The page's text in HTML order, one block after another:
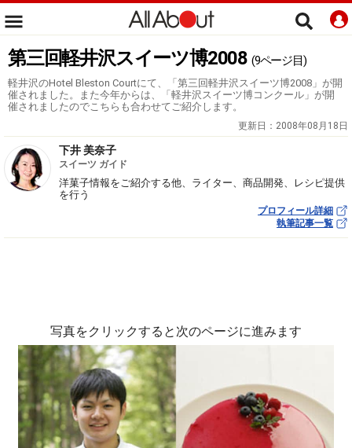
第三回軽井沢スイーツ博2008 (9ページ目)
軽井沢のHotel Bleston Courtにて、「第三回軽井沢スイーツ博2008」が開
催されました。また今年からは、「軽井沢スイーツ博コンクール」が開
催されましたのでこちらも合わせてご紹介します。
更新日： 2008年08月18日
下井 美奈子
スイーツ ガイド
洋菓子情報をご紹介する他、ライター、商品開発、レシピ提供
を行う
プロフィール詳細
執筆記事一覧
写真をクリックすると次のページに進みます